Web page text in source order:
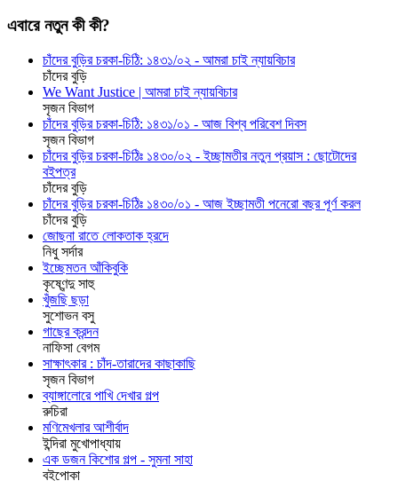
এবারে নতুন কী কী?
চাঁদের বুড়ির চরকা-চিঠি: ১৪৩১/০২ - আমরা চাই ন্যায়বিচার
চাঁদের বুড়ি
We Want Justice | আমরা চাই ন্যায়বিচার
সৃজন বিভাগ
চাঁদের বুড়ির চরকা-চিঠি: ১৪৩১/০১ - আজ বিশ্ব পরিবেশ দিবস
সৃজন বিভাগ
চাঁদের বুড়ির চরকা-চিঠিঃ ১৪৩০/০২ - ইচ্ছামতীর নতুন প্রয়াস : ছোটোদের
বইপত্র
চাঁদের বুড়ি
চাঁদের বুড়ির চরকা-চিঠিঃ ১৪৩০/০১ - আজ ইচ্ছামতী পনেরো বছর পূর্ণ করল
চাঁদের বুড়ি
জোছনা রাতে লোকতাক হ্রদে
নিধু সর্দার
ইচ্ছেমতন আঁকিবুকি
কৃষ্ণেন্দু সাহু
খুঁজছি ছড়া
সুশোভন বসু
গাছের ক্রন্দন
নাফিসা বেগম
সাক্ষাৎকার : চাঁদ-তারাদের কাছাকাছি
সৃজন বিভাগ
ব্যাঙ্গালোরে পাখি দেখার গল্প
রুচিরা
মণিমেখলার আশীর্বাদ
ইন্দিরা মুখোপাধ্যায়
এক ডজন কিশোর গল্প - সুমনা সাহা
বইপোকা